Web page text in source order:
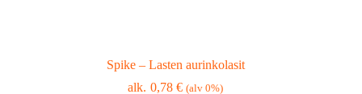
Spike – Lasten aurinkolasit
0,78€ (alv 0%)